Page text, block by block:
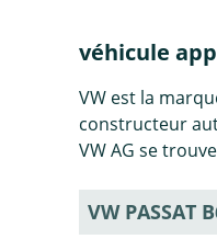
véhicule
VW est la
constructeur
VW AG se
VW PASSAT